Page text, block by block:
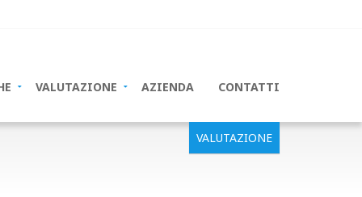
VALUTAZIONE AZIENDA CONTATTI
VALUTAZIONE